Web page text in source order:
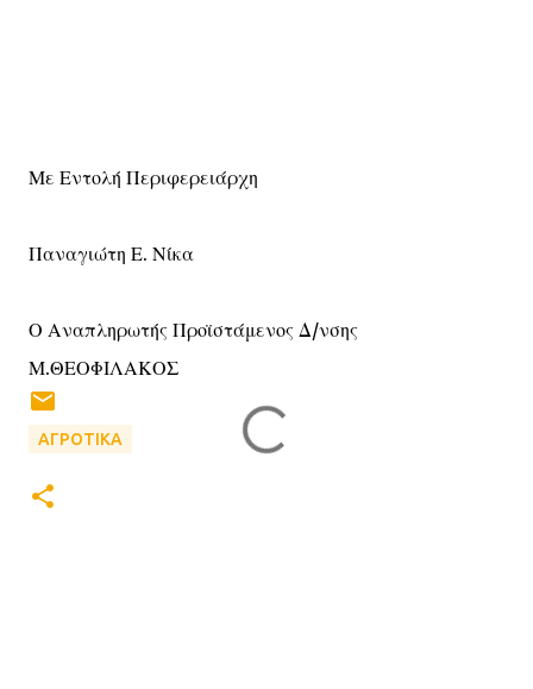
Με Εντολή Περιφερειάρχη
Παναγιώτη Ε. Νίκα
Ο Αναπληρωτής Προϊστάμενος Δ/νσης
Μ.ΘΕΟΦΙΛΑΚΟΣ
ΑΓΡΟΤΙΚΑ